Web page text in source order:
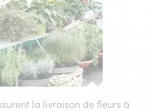
la livraison de fleurs à